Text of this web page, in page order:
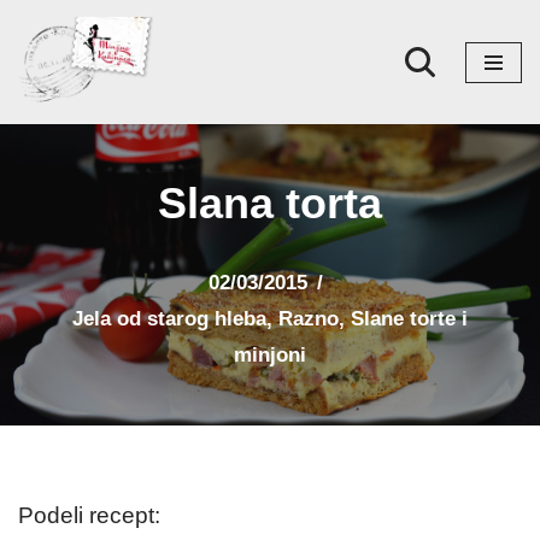
Skoči
na
Slana torta
02/03/2015
Jela od starog hleba,Razno,Slane torte i
minjoni
Podeli recept: